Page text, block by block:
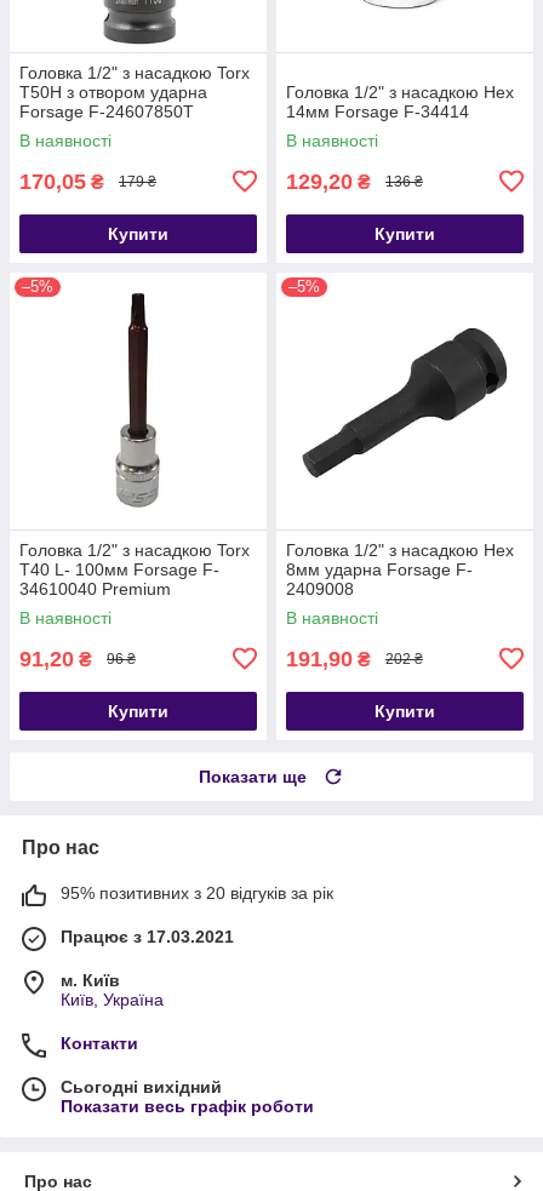
Головка 1/2" з насадкою Torx
T50H з отвором ударна
Forsage F-24607850T
В наявності
170,05 ₴ 179 ₴
Купити
Головка 1/2" з насадкою Hex
14мм Forsage F-34414
В наявності
129,20 ₴ 136 ₴
Купити
–5%
Головка 1/2" з насадкою Torx
T40 L- 100мм Forsage F-
34610040 Premium
В наявності
91,20 ₴ 96 ₴
Купити
–5%
Головка 1/2" з насадкою Hex
8мм ударна Forsage F-
2409008
В наявності
191,90 ₴ 202 ₴
Купити
Показати ще
Про нас
95% позитивних з 20 відгуків за рік
Працює з 17.03.2021
м. Київ
Київ, Україна
Контакти
Сьогодні вихідний
Показати весь графік роботи
Про нас